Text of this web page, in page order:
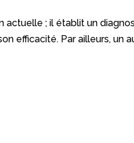
actuelle ; il établit un
efficacité. Par ailleurs, un